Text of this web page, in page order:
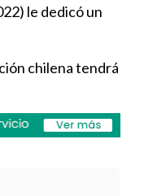
le dedicó un
chilena tendrá